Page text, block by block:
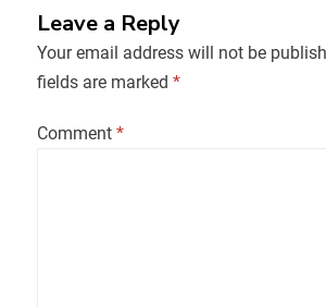
Leave a Reply
Your email address will not be
fields are marked *
Comment *